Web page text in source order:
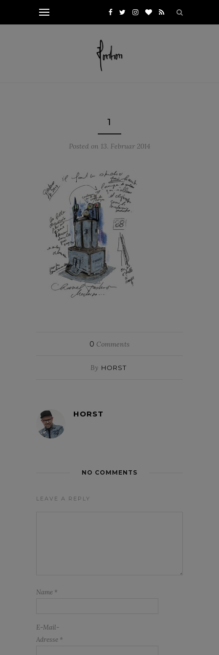
1
Posted on 13. Februar 2014
0 Comments
By HORST
HORST
NO COMMENTS
LEAVE A REPLY
Name *
E-Mail-
Adresse *